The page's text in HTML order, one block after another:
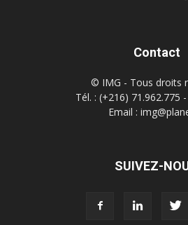
Contact
© IMG - Tous droits
Tél. : (+216) 71.962.775
Email :
SUIVEZ-